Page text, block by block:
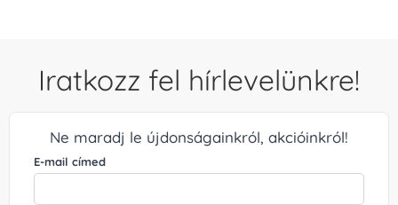
Iratkozz fel hírlevelünkre!
Ne maradj le újdonságainkról, akcióinkról!
E-mail címed